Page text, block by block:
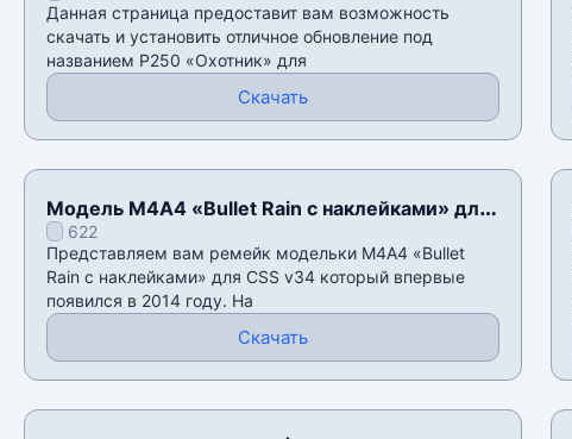
Данная страница предоставит вам возможность
скачать и установить отличное обновление под
названием P250 «Охотник» для
Скачать
Модель М4А4 «Bullet Rain с наклейками» для
CSS v34
622
Представляем вам ремейк модельки М4А4 «Bullet
Rain с наклейками» для CSS v34 который впервые
появился в 2014 году. На
Скачать